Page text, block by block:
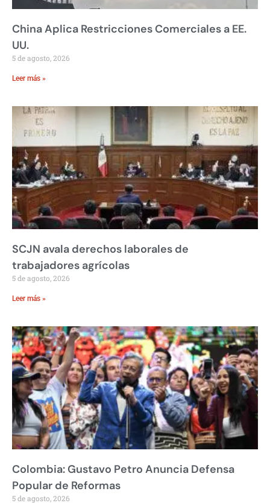
China Aplica Restricciones Comerciales a EE.
UU.
5 de agosto, 2026
Leer más »
SCJN avala derechos laborales de
trabajadores agrícolas
5 de agosto, 2026
Leer más »
Colombia: Gustavo Petro Anuncia Defensa
Popular de Reformas
5 de agosto, 2026